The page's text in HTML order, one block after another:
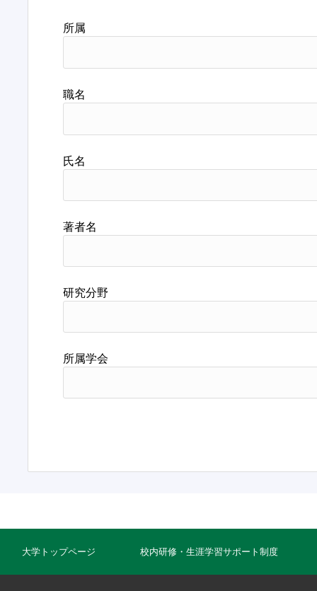
所属
職名
氏名
著者名
研究分野
所属学会
大学トップページ 校内研修・生涯学習サポート制度